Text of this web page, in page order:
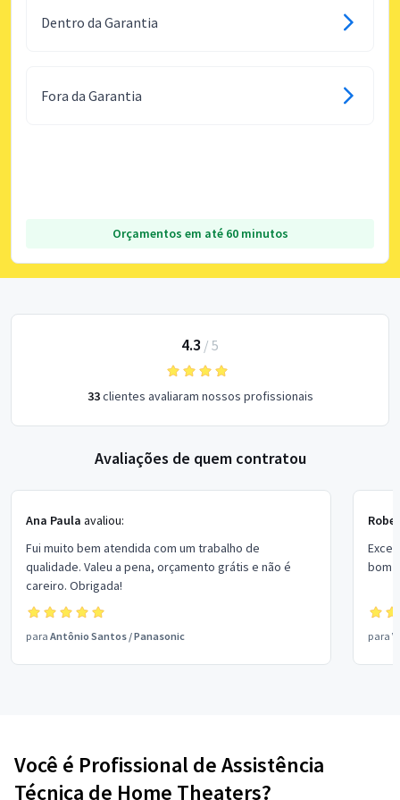
Dentro da Garantia
Fora da Garantia
Orçamentos em até 60 minutos
4.3 / 5
33clientes avaliaram nossos profissionais
Avaliações de quem contratou
Ana Paula avaliou:
Fui muito bem atendida com um trabalho de
qualidade. Valeu a pena, orçamento grátis e não é
careiro. Obrigada!
para Antônio Santos /Panasonic
bom
para
Você é Profissional de Assistência
Técnica de Home Theaters?